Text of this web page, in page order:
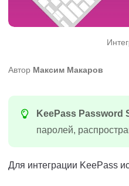
Автор Максим Макаров
KeePass Password
паролей,
Для интеграции KeePass